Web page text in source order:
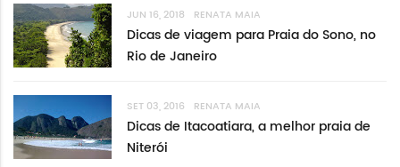
JUN 16, 2018 RENATA MAIA
Dicas de viagem para Praia do Sono, no
Rio de Janeiro
SET 03, 2016 RENATA MAIA
Dicas de Itacoatiara, a melhor praia de
Niterói